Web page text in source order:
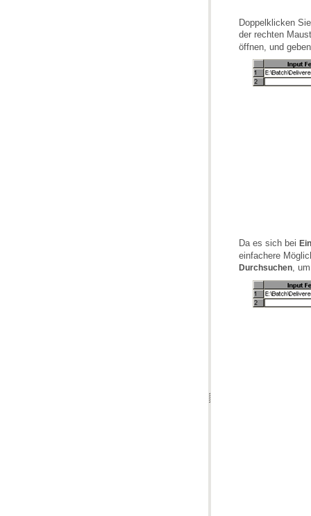
der rechten
öffnen, und
Da es sich bei
einfachere
Durchsuchen,